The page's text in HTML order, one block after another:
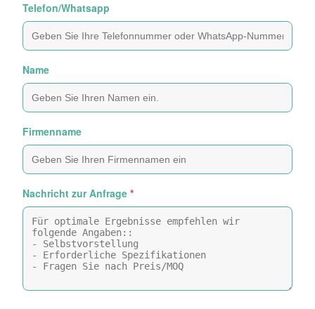
Telefon/Whatsapp
Name
Firmenname
Nachricht zur Anfrage *